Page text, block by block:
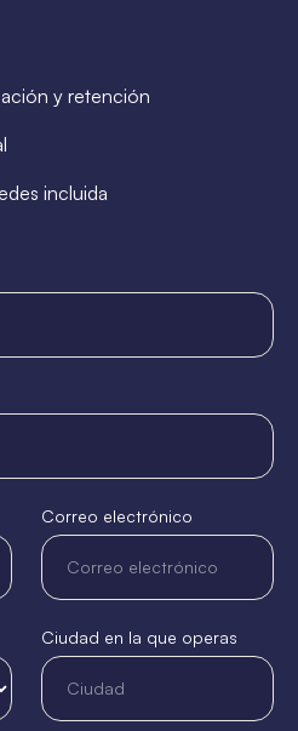
y retención
incluida
Correo electrónico
Ciudad en la que operas